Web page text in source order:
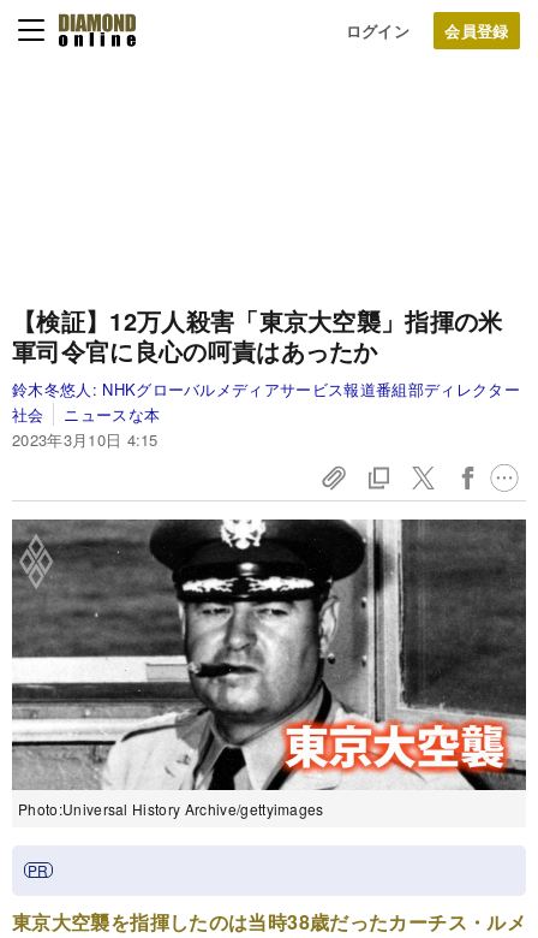
ログイン
【検証】12万人殺害「東京大空襲」指揮の米
軍司令官に良心の呵責はあったか
鈴木冬悠人: NHKグローバルメディアサービス報道番組部ディレクター
社会
ニュースな本
2023年3月10日 4:15
Photo:Universal History Archive/gettyimages
東京大空襲を指揮したのは当時38歳だったカーチス・ルメ